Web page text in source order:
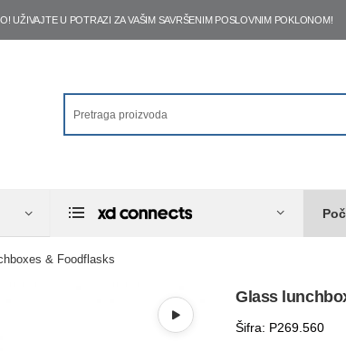
UŽIVAJTE U POTRAZI ZA VAŠIM SAVRŠENIM POSLOVNIM POKLONOM!
& Foodflasks
Glass
Šifra: P269.560